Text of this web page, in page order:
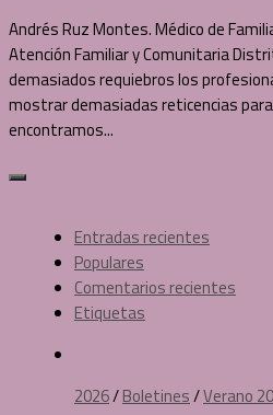
Andrés Ruz Montes. Médico de
Atención Familiar y Comunitaria
demasiados requiebros los
mostrar demasiadas reticencias
encontramos...
Entradas recientes
Populares
Comentarios recientes
Etiquetas
2026/Boletines/Verano